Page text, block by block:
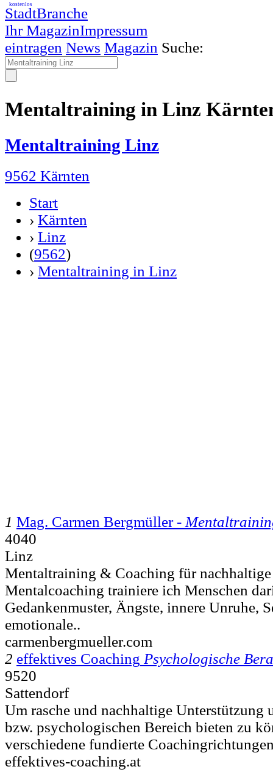
StadtBranche
Ihr MagazinImpressum
kostenlos
eintragen News Magazin Suche:
Mentaltraining in Linz
Mentaltraining Linz
9562 Kärnten
Start
› Kärnten
› Linz
(9562)
› Mentaltraining in Linz
1 Mag. Carmen Bergmüller -
4040
Linz
Mentaltraining & Coaching für
Mentalcoaching trainiere ich Menschen
Gedankenmuster, Ängste, innere Unruhe,
emotionale..
carmenbergmueller.com
2 effektives Coaching Psychologische
9520
Sattendorf
Um rasche und nachhaltige Unterstützung
bzw. psychologischen Bereich bieten zu
verschiedene fundierte
effektives-coaching.at